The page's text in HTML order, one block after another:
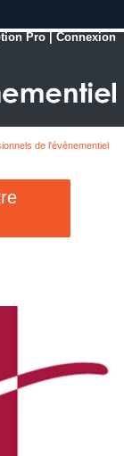
Pro |Connexion
de l'évènementiel